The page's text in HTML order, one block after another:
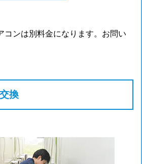
ンは別料金になります。お問い
換